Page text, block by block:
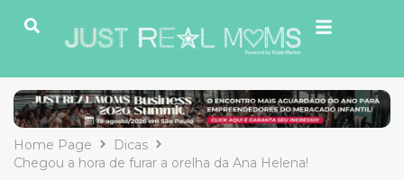
Home Page
Dicas
Chegou a hora de furar a orelha da Ana Helena!